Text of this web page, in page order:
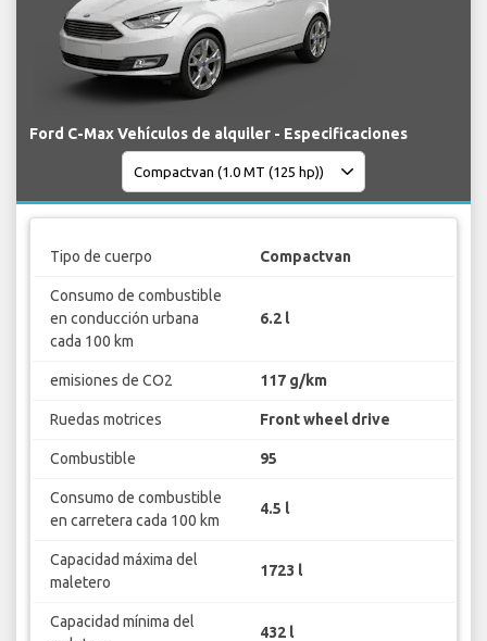
Ford C-Max Vehículos de alquiler - Especificaciones
Tipo de cuerpo Compactvan
Consumo de combustible
en conducción urbana
cada 100 km
6.2 l
emisiones de CO2 117 g/km
Ruedas motrices Front wheel drive
Combustible 95
Consumo de combustible
en carretera cada 100 km
4.5 l
Capacidad máxima del
maletero
1723 l
Capacidad mínima del
432 l